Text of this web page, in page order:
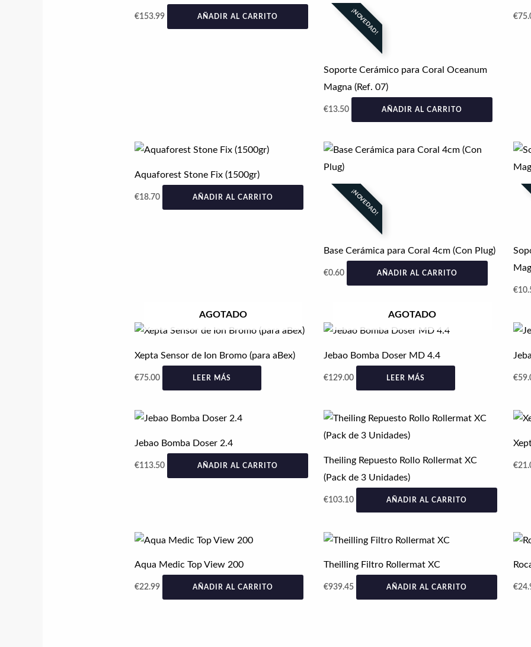
€153.99 AÑADIR AL CARRITO ¡NOVEDAD!
Soporte Cerámico para Coral Oceanum
Magna (Ref. 07)
€13.50 AÑADIR AL CARRITO
€
Aquaforest Stone Fix (1500gr)
€18.70 AÑADIR AL CARRITO ¡NOVEDAD!
Base Cerámica para Coral 4cm (Con Plug)
€0.60 AÑADIR AL CARRITO
€
AGOTADO
Xepta Sensor de Ion Bromo (para aBex)
€75.00 LEER MÁS
AGOTADO
Jebao Bomba Doser MD 4.4
€129.00 LEER MÁS €
Jebao Bomba Doser 2.4
€113.50 AÑADIR AL CARRITO
Theiling Repuesto Rollo Rollermat XC
(Pack de 3 Unidades)
€103.10 AÑADIR AL CARRITO
€
Aqua Medic Top View 200
€22.99 AÑADIR AL CARRITO
Theilling Filtro Rollermat XC
€939.45 AÑADIR AL CARRITO €